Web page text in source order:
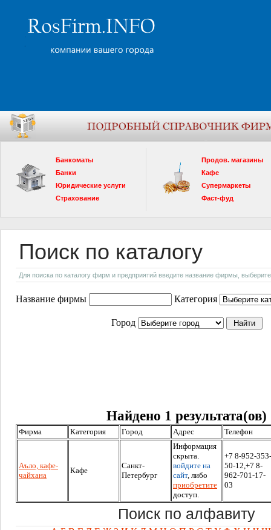
Банкоматы
Банки
Юридические услуги
Страхование
Продов. магазины
Кафе
Супермаркеты
Фаст-фуд
Поиск по каталогу
Для поиска по каталогу фирм и предприятий введите название фирмы, выберите
Название фирмы Категория
Город
Найдено 1 результата(ов)
Фирма Категория Город Адрес Телефон
Аъло, кафе-
чайхана
Кафе
Санкт-
Петербург
Информация
скрыта.
войдите на
сайт, либо
приобретите
доступ.
+7 8-952-353-
50-12,+7 8-
962-701-17-
03
Поиск по алфавиту